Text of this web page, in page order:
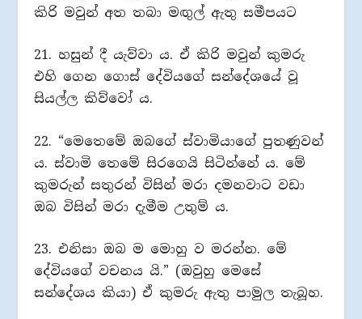
කිරි මවුන් අත තබා මඟුල් ඇතු සමීපයට
21. හසුන් දී යැව්වා ය. ඒ කිරි මවුන් කුමරු
එහි ගෙන ගොස් දේවියගේ සන්දේශයේ වූ
සියල්ල කිව්වෝ ය.
22. “මෙතෙමේ ඔබගේ ස්වාමියාගේ පුතණුවන්
ය. ස්වාමි තෙමේ සිරගෙයි සිටින්නේ ය. මේ
කුමරුන් සතුරන් විසින් මරා දමනවාට වඩා
ඔබ විසින් මරා දැමීම උතුම් ය.
23. එනිසා ඔබ ම මොහු ව මරන්න. මේ
දේවියගේ වචනය යි.” (ඔවුහු මෙසේ
සන්දේශය කියා) ඒ කුමරු ඇතු පාමුල තැබූහ.